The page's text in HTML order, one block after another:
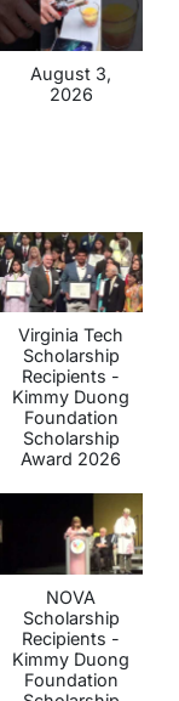
August 3,
2026
Virginia Tech
Scholarship
Recipients -
Kimmy Duong
Foundation
Scholarship
Award 2026
NOVA
Scholarship
Recipients -
Kimmy Duong
Foundation